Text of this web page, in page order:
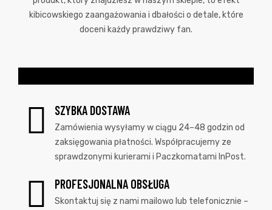
kibicowskiego zaangażowania i dbałości o detale, które
doceni każdy prawdziwy fan.
SZYBKA DOSTAWA
Zamówienia wysyłamy w ciągu 24–48 godzin od
zaksięgowania płatności. Współpracujemy ze
sprawdzonymi kurierami i Paczkomatami InPost.
PROFESJONALNA OBSŁUGA
Skontaktuj się z nami mailowo lub telefonicznie –